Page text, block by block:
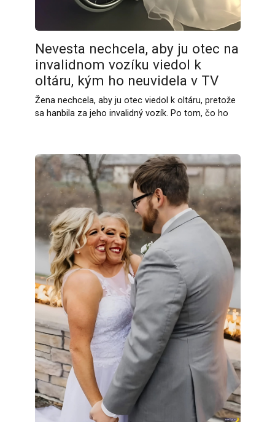
Nevesta nechcela, aby ju otec na
invalidnom vozíku viedol k
oltáru, kým ho neuvidela v TV
Žena nechcela, aby ju otec viedol k oltáru, pretože
sa hanbila za jeho invalidný vozík. Po tom, čo ho